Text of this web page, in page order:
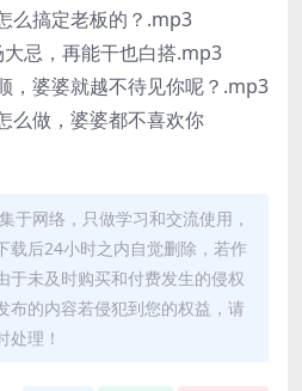
么搞定老板的？.mp3
忌，再能干也白搭.mp3
，婆婆就越不待见你呢？.mp3
么做，婆婆都不喜欢你
于网络，只做学习和交流使用，
载后24小时之内自觉删除，若作
于未及时购买和付费发生的侵权
布的内容若侵犯到您的权益，请
处理！